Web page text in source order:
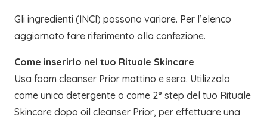
Gli ingredienti (INCI) possono variare. Per l’elenco
aggiornato fare riferimento alla confezione.
Come inserirlo nel tuo Rituale Skincare
Usa foam cleanser Prior mattino e sera. Utilizzalo
come unico detergente o come 2° step del tuo Rituale
Skincare dopo oil cleanser Prior, per effettuare una